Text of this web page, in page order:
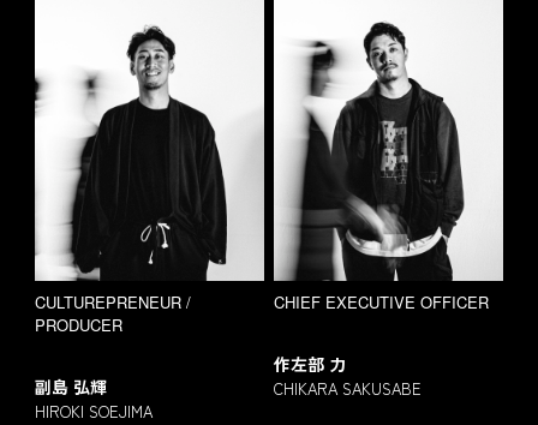
CULTUREPRENEUR /
PRODUCER
副島 弘輝
HIROKI SOEJIMA
CHIEF EXECUTIVE OFFICER
作左部 力
CHIKARA SAKUSABE